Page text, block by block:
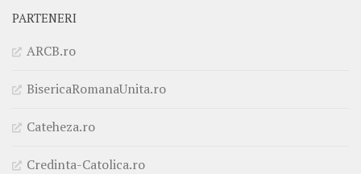
PARTENERI
ARCB.ro
BisericaRomanaUnita.ro
Cateheza.ro
Credinta-Catolica.ro